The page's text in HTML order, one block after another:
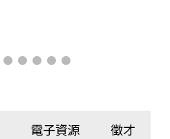
電子資源 徵才